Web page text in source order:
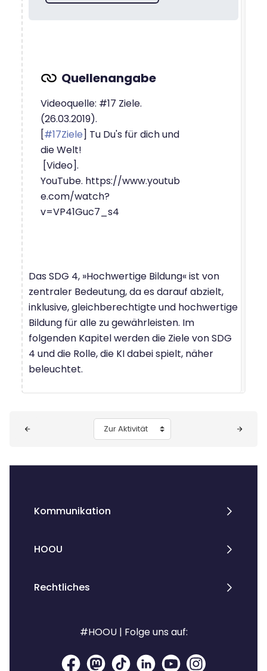
Videoquelle: #17 Ziele.
(26.03.2019).
[#17Ziele] Tu Du's für dich und
die Welt!
[Video].
YouTube. https://www.youtub
e.com/watch?
v=VP41Guc7_s4
Das SDG 4, »Hochwertige Bildung« ist von
zentraler Bedeutung, da es darauf abzielt,
inklusive, gleichberechtigte und hochwertige
Bildung für alle zu gewährleisten. Im
folgenden Kapitel werden die Ziele von SDG
4 und die Rolle, die KI dabei spielt, näher
beleuchtet.
Zur Aktivität
Kommunikation
HOOU
Rechtliches
#HOOU | Folge uns auf: